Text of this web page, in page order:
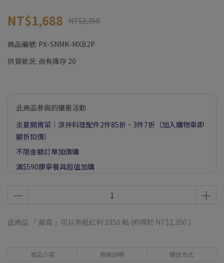
NT$1,688 NT$2,350
商品編號: PX-SNMK-MXB2P
供貨狀況: 尚有庫存 20
此商品參與的優惠活動
炎夏開胃菜｜涼拌料理配件2件85折、3件7折（加入購物車即
顯折扣價）
不限金額訂單加價購
滿$590康寧餐具超值加購
此商品 「 最高 」可以折抵紅利 2350 點 (約等於 NT$2,350 )
商品介紹 規格說明 運送方式